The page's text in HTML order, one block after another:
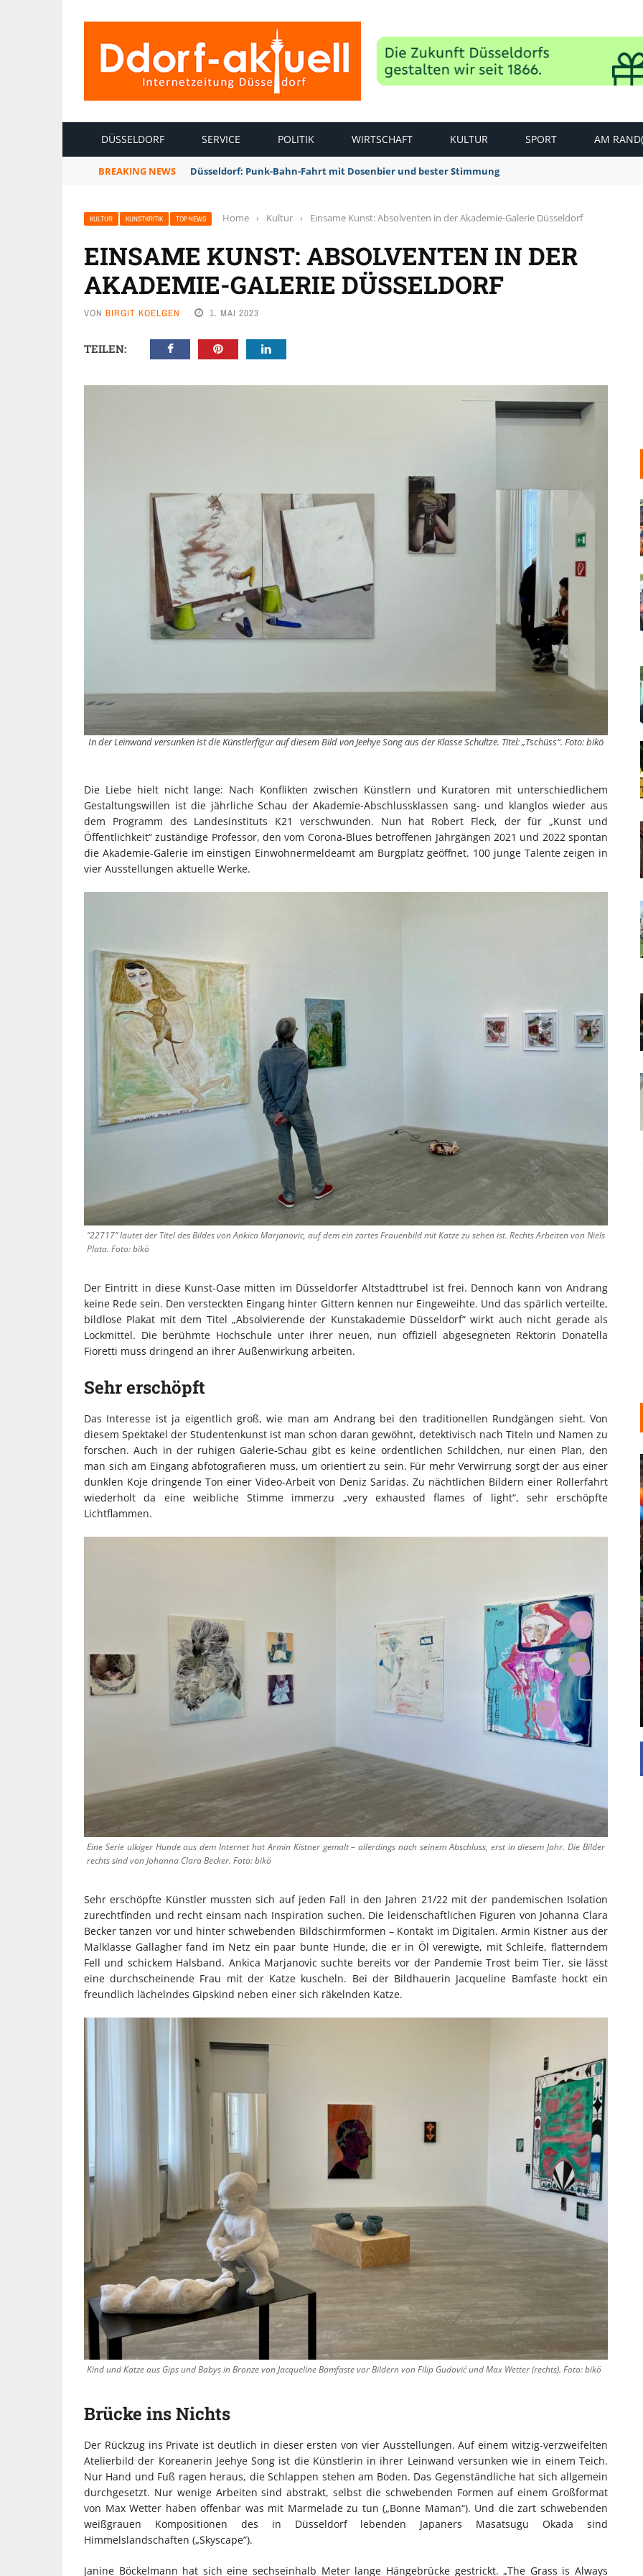
DÜSSELDORF SERVICE POLITIK WIRTSCHAFT KULTUR SPORT AM
BREAKING NEWS Düsseldorf: Punk-Bahn-Fahrt mit Dosenbier und bester Stimmung
KULTUR KUNSTKRITIK TOP NEWS Home › Kultur › Einsame Kunst: Absolventen in der Akademie-Galerie Düsseldorf
EINSAME KUNST: ABSOLVENTEN IN DER
AKADEMIE-GALERIE DÜSSELDORF
VON BIRGIT KOELGEN 1. MAI 2023
TEILEN:
In der Leinwand versunken ist die Künstlerfigur auf diesem Bild von Jeehye Song aus der Klasse Schultze. Titel: „Tschüss“. Foto: bikö
Die Liebe hielt nicht lange: Nach Konflikten zwischen Künstlern und Kuratoren mit unterschiedlichem
Gestaltungswillen ist die jährliche Schau der Akademie-Abschlussklassen sang- und klanglos wieder aus
dem Programm des Landesinstituts K21 verschwunden. Nun hat Robert Fleck, der für „Kunst und
Öffentlichkeit“ zuständige Professor, den vom Corona-Blues betroffenen Jahrgängen 2021 und 2022 spontan
die Akademie-Galerie im einstigen Einwohnermeldeamt am Burgplatz geöffnet. 100 junge Talente zeigen in
vier Ausstellungen aktuelle Werke.
“22717” lautet der Titel des Bildes von Ankica Marjanovic, auf dem ein zartes Frauenbild mit Katze zu sehen ist. Rechts Arbeiten von Niels
Plata. Foto: bikö
Der Eintritt in diese Kunst-Oase mitten im Düsseldorfer Altstadttrubel ist frei. Dennoch kann von Andrang
keine Rede sein. Den versteckten Eingang hinter Gittern kennen nur Eingeweihte. Und das spärlich verteilte,
bildlose Plakat mit dem Titel „Absolvierende der Kunstakademie Düsseldorf“ wirkt auch nicht gerade als
Lockmittel. Die berühmte Hochschule unter ihrer neuen, nun offiziell abgesegneten Rektorin Donatella
Fioretti muss dringend an ihrer Außenwirkung arbeiten.
Sehr erschöpft
Das Interesse ist ja eigentlich groß, wie man am Andrang bei den traditionellen Rundgängen sieht. Von
diesem Spektakel der Studentenkunst ist man schon daran gewöhnt, detektivisch nach Titeln und Namen zu
forschen. Auch in der ruhigen Galerie-Schau gibt es keine ordentlichen Schildchen, nur einen Plan, den
man sich am Eingang abfotografieren muss, um orientiert zu sein. Für mehr Verwirrung sorgt der aus einer
dunklen Koje dringende Ton einer Video-Arbeit von Deniz Saridas. Zu nächtlichen Bildern einer Rollerfahrt
wiederholt da eine weibliche Stimme immerzu „very exhausted flames of light“, sehr erschöpfte
Lichtflammen.
Eine Serie ulkiger Hunde aus dem Internet hat Armin Kistner gemalt – allerdings nach seinem Abschluss, erst in diesem Jahr. Die Bilder
rechts sind von Johanna Clara Becker. Foto: bikö
Sehr erschöpfte Künstler mussten sich auf jeden Fall in den Jahren 21/22 mit der pandemischen Isolation
zurechtfinden und recht einsam nach Inspiration suchen. Die leidenschaftlichen Figuren von Johanna Clara
Becker tanzen vor und hinter schwebenden Bildschirmformen – Kontakt im Digitalen. Armin Kistner aus der
Malklasse Gallagher fand im Netz ein paar bunte Hunde, die er in Öl verewigte, mit Schleife, flatterndem
Fell und schickem Halsband. Ankica Marjanovic suchte bereits vor der Pandemie Trost beim Tier, sie lässt
eine durchscheinende Frau mit der Katze kuscheln. Bei der Bildhauerin Jacqueline Bamfaste hockt ein
freundlich lächelndes Gipskind neben einer sich räkelnden Katze.
Kind und Katze aus Gips und Babys in Bronze von Jacqueline Bamfaste vor Bildern von Filip Gudović und Max Wetter (rechts). Foto: bikö
Brücke ins Nichts
Der Rückzug ins Private ist deutlich in dieser ersten von vier Ausstellungen. Auf einem witzig-verzweifelten
Atelierbild der Koreanerin Jeehye Song ist die Künstlerin in ihrer Leinwand versunken wie in einem Teich.
Nur Hand und Fuß ragen heraus, die Schlappen stehen am Boden. Das Gegenständliche hat sich allgemein
durchgesetzt. Nur wenige Arbeiten sind abstrakt, selbst die schwebenden Formen auf einem Großformat
von Max Wetter haben offenbar was mit Marmelade zu tun („Bonne Maman“). Und die zart schwebenden
weißgrauen Kompositionen des in Düsseldorf lebenden Japaners Masatsugu Okada sind
Himmelslandschaften („Skyscape“).
Janine Böckelmann hat sich eine sechseinhalb Meter lange Hängebrücke gestrickt. „The Grass is Always
EINFAMILIENHAUS
UNTERSTÜTZEN
Die Inspiration des industriellen Chics sind die
Werkshallen des Industriezeitalters. Die Basis für
diesen Stil sind große Räume, schlicht gehalten
mit rustikalen Elementen und großen
Fensterflächen. Wie so vieles wurde ...